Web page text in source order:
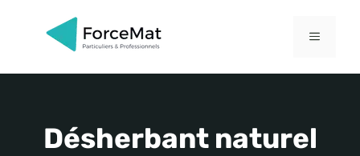
MENU
Désherbant naturel